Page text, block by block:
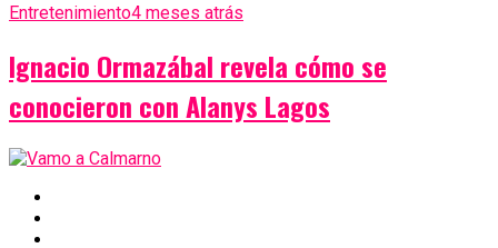
Entretenimiento4 meses atrás
Ignacio Ormazábal revela cómo se
conocieron con Alanys Lagos